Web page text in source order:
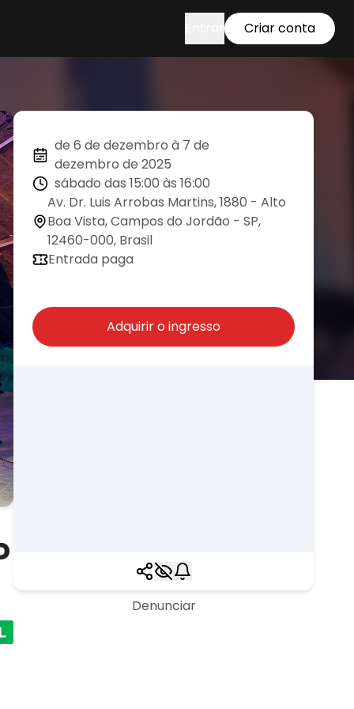
Criar conta
de 6 de dezembro à 7 de
dezembro de 2025
sábado das 15:00 às 16:00
Av. Dr. Luis Arrobas Martins, 1880 - Alto
Boa Vista, Campos do Jordão - SP,
12460-000, Brasil
Entrada paga
Adquirir o ingresso
Denunciar